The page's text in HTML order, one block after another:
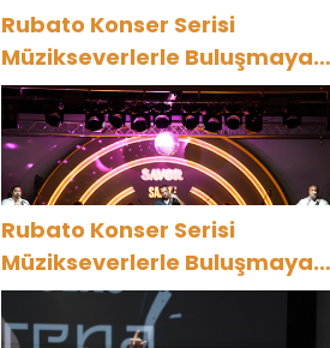
Rubato Konser Serisi
Müzikseverlerle Buluşmaya
Devam Ediyor
Rubato Konser Serisi
Müzikseverlerle Buluşmaya
Devam Ediyor